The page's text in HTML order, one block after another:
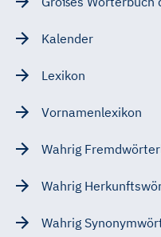
Kalender
Lexikon
Vornamenlexikon
Wahrig
Wahrig
Wahrig